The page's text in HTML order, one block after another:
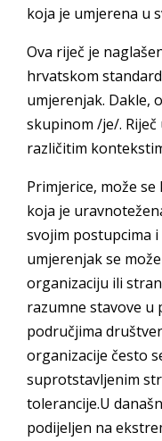
koja je umjerena u
Ova riječ je
hrvatskom
umjerenjak. Dakle,
skupinom /je/.
različitim
Primjerice, može
koja je
svojim postupcima
umjerenjak se
organizaciju ili
razumne stavove u
područjima
organizacije često
suprotstavljenim
tolerancije.U
podijeljen na